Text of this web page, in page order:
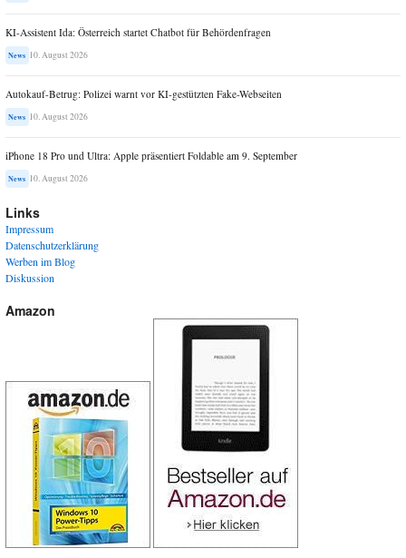
KI-Assistent Ida: Österreich startet Chatbot für Behördenfragen
News 10. August 2026
Autokauf-Betrug: Polizei warnt vor KI-gestützten Fake-Webseiten
News 10. August 2026
iPhone 18 Pro und Ultra: Apple präsentiert Foldable am 9. September
News 10. August 2026
Links
Impressum
Datenschutzerklärung
Werben im Blog
Diskussion
Amazon